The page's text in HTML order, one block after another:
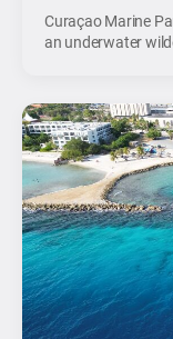
Curaçao Marine
an underwater